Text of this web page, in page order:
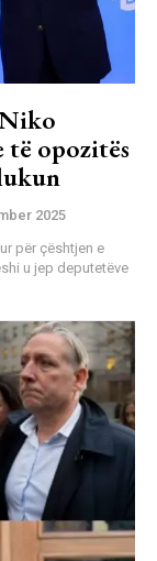
të opozitës
2025
për çështjen e
u jep deputetëve